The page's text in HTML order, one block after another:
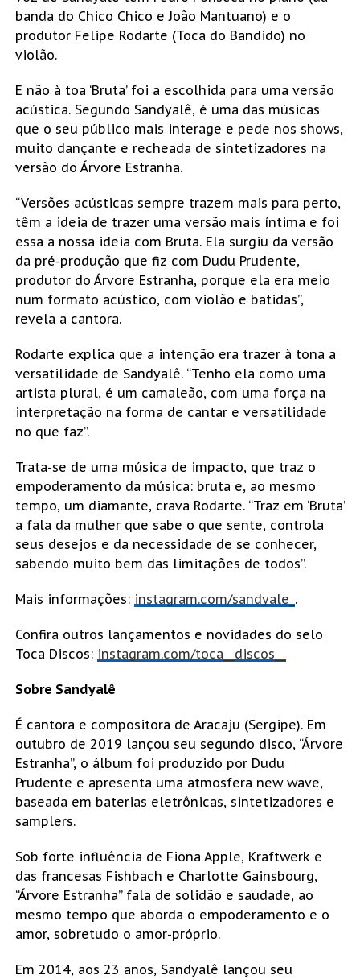
banda do Chico Chico e João Mantuano) e o
produtor Felipe Rodarte (Toca do Bandido) no
violão.
E não à toa ‘Bruta’ foi a escolhida para uma versão
acústica. Segundo Sandyalê, é uma das músicas
que o seu público mais interage e pede nos shows,
muito dançante e recheada de sintetizadores na
versão do Árvore Estranha.
“Versões acústicas sempre trazem mais para perto,
têm a ideia de trazer uma versão mais íntima e foi
essa a nossa ideia com Bruta. Ela surgiu da versão
da pré-produção que fiz com Dudu Prudente,
produtor do Árvore Estranha, porque ela era meio
num formato acústico, com violão e batidas”,
revela a cantora.
Rodarte explica que a intenção era trazer à tona a
versatilidade de Sandyalê. “Tenho ela como uma
artista plural, é um camaleão, com uma força na
interpretação na forma de cantar e versatilidade
no que faz”.
Trata-se de uma música de impacto, que traz o
empoderamento da música: bruta e, ao mesmo
tempo, um diamante, crava Rodarte. “Traz em ‘Bruta’
a fala da mulher que sabe o que sente, controla
seus desejos e da necessidade de se conhecer,
sabendo muito bem das limitações de todos”.
Mais informações: instagram.com/sandyale_ .
Confira outros lançamentos e novidades do selo
Toca Discos: instagram.com/toca__discos__
Sobre Sandyalê
É cantora e compositora de Aracaju (Sergipe). Em
outubro de 2019 lançou seu segundo disco, “Árvore
Estranha”, o álbum foi produzido por Dudu
Prudente e apresenta uma atmosfera new wave,
baseada em baterias eletrônicas, sintetizadores e
samplers.
Sob forte influência de Fiona Apple, Kraftwerk e
das francesas Fishbach e Charlotte Gainsbourg,
“Árvore Estranha” fala de solidão e saudade, ao
mesmo tempo que aborda o empoderamento e o
amor, sobretudo o amor-próprio.
Em 2014, aos 23 anos, Sandyalê lançou seu